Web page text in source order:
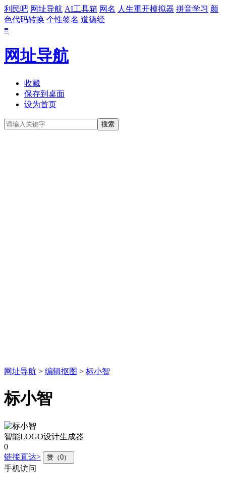
利民吧 网址导航 AI工具箱 网名 人生重开模拟器 拼音学习 颜
色代码转换 个性签名 道德经
≡
网址导航
收藏
保存到桌面
设为首页
网址导航 > 编辑抠图 > 标小智
标小智
智能LOGO设计生成器
0
链接直达>
赞（0）
手机访问